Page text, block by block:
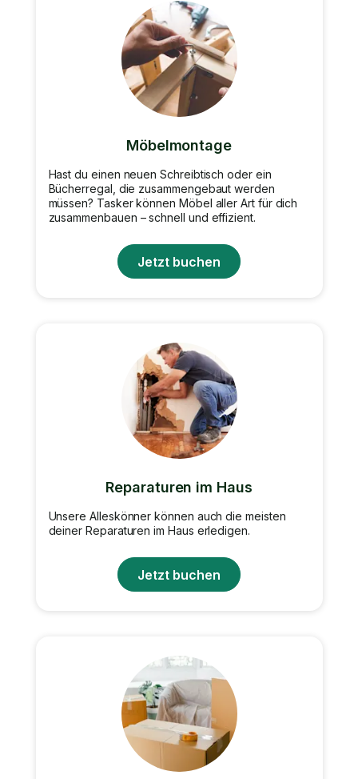
Möbelmontage
Hast du einen neuen Schreibtisch oder ein
Bücherregal, die zusammengebaut werden
müssen? Tasker können Möbel aller Art für dich
zusammenbauen – schnell und effizient.
Jetzt buchen
Reparaturen im Haus
Unsere Alleskönner können auch die meisten
deiner Reparaturen im Haus erledigen.
Jetzt buchen